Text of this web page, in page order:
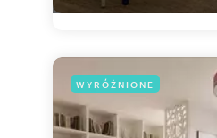
WYRÓŻNIONE